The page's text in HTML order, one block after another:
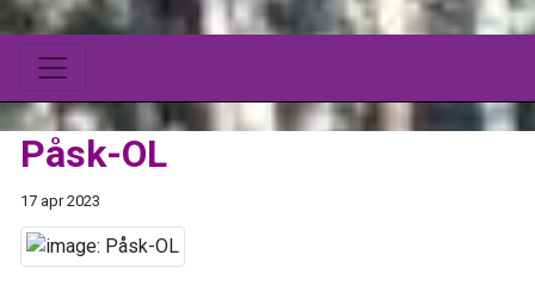
Påsk-OL
17 apr 2023